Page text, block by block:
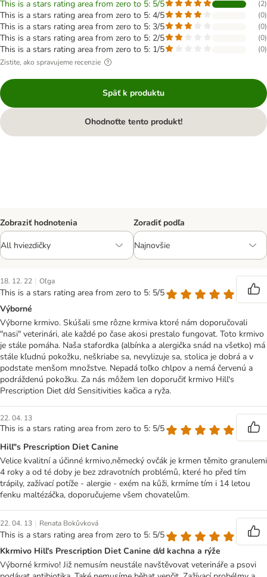
This is a stars rating area from zero to 5: 5/5 (2)
This is a stars rating area from zero to 5: 4/5 (0)
This is a stars rating area from zero to 5: 3/5 (0)
This is a stars rating area from zero to 5: 2/5 (0)
This is a stars rating area from zero to 5: 1/5 (0)
Zistite, ako spravujeme recenzie
Späť k produktu
Ohodnoťte tento produkt!
Zobraziť hodnotenia Zoradiť podľa
18. 12. 22 | Oľga
This is a stars rating area from zero to 5: 5/5
Výborné
Výborne krmivo. Skúšali sme rôzne krmiva ktoré nám doporučovali
"nasi" veterinári, ale každé po čase akosi prestalo fungovat. Toto krmivo
je stále pomáha. Naša stafordka (albínka a alergička snád na všetko) má
stále kľudnú pokožku, neškriabe sa, nevylizuje sa, stolica je dobrá a v
podstate menšom množstve. Nepadá toľko chlpov a nemá červenú a
podráždenú pokožku. Za nás môžem len doporučiť krmivo Hill's
Prescription Diet d/d Sensitivities kačica a ryža.
22. 04. 13
This is a stars rating area from zero to 5: 5/5
Hill"s Prescription Diet Canine
Velice kvalitní a účinné krmivo,německý ovčák je krmen těmito granulemi
4 roky a od té doby je bez zdravotních problémů, které ho před tím
trápily, zažívací potíže - alergie - exém na kůži, krmíme tím i 14 letou
fenku maltézáčka, doporučujeme všem chovatelům.
22. 04. 13 | Renata Bokůvková
This is a stars rating area from zero to 5: 5/5
Kkrmivo Hill's Prescription Diet Canine d/d kachna a rýže
Výborné krmivo! Již nemusím neustále navštěvovat veterináře a psovi